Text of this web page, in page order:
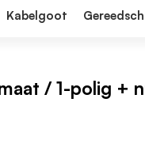
Kabelgoot
/ 1-polig +